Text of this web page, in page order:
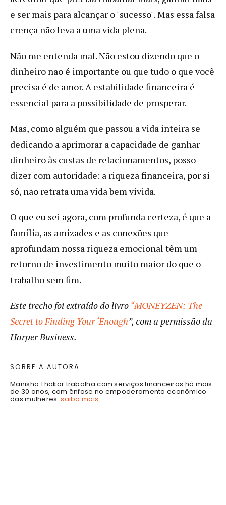
e ser mais para alcançar o "sucesso". Mas essa falsa
crença não leva a uma vida plena.
Não me entenda mal. Não estou dizendo que o
dinheiro não é importante ou que tudo o que você
precisa é de amor. A estabilidade financeira é
essencial para a possibilidade de prosperar.
Mas, como alguém que passou a vida inteira se
dedicando a aprimorar a capacidade de ganhar
dinheiro às custas de relacionamentos, posso
dizer com autoridade: a riqueza financeira, por si
só, não retrata uma vida bem vivida.
O que eu sei agora, com profunda certeza, é que a
família, as amizades e as conexões que
aprofundam nossa riqueza emocional têm um
retorno de investimento muito maior do que o
trabalho sem fim.
Este trecho foi extraído do livro “MONEYZEN: The
Secret to Finding Your ‘Enough”, com a permissão da
Harper Business.
SOBRE A AUTORA
Manisha Thakor trabalha com serviços financeiros há mais
de 30 anos, com ênfase no empoderamento econômico
das mulheres.saiba mais